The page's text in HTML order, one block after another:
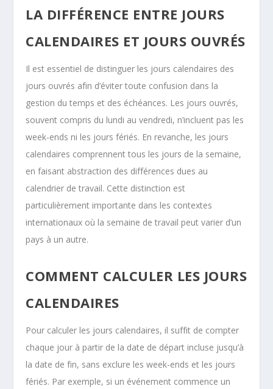
LA DIFFÉRENCE ENTRE JOURS
CALENDAIRES ET JOURS OUVRÉS
Il est essentiel de distinguer les jours calendaires des
jours ouvrés afin d’éviter toute confusion dans la
gestion du temps et des échéances. Les jours ouvrés,
souvent compris du lundi au vendredi, n’incluent pas les
week-ends ni les jours fériés. En revanche, les jours
calendaires comprennent tous les jours de la semaine,
en faisant abstraction des différences dues au
calendrier de travail. Cette distinction est
particulièrement importante dans les contextes
internationaux où la semaine de travail peut varier d’un
pays à un autre.
COMMENT CALCULER LES JOURS
CALENDAIRES
Pour calculer les jours calendaires, il suffit de compter
chaque jour à partir de la date de départ incluse jusqu’à
la date de fin, sans exclure les week-ends et les jours
fériés. Par exemple, si un événement commence un